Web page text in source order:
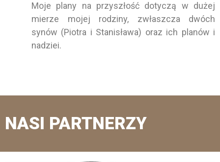
Moje plany na przyszłość dotyczą w dużej
mierze mojej rodziny, zwłaszcza dwóch
synów (Piotra i Stanisława) oraz ich planów i
nadziei.
NASI PARTNERZY